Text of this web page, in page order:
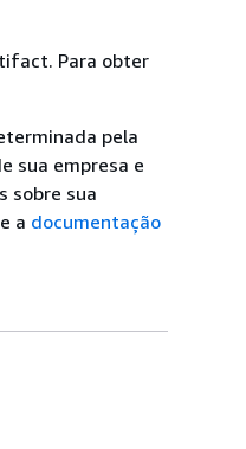
Para obter
pela
sua empresa e
sobre sua
a documentação